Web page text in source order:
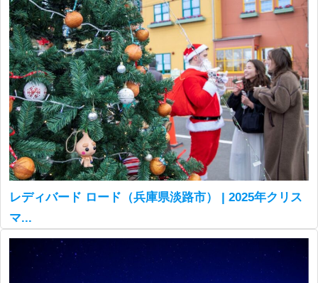
レディバード ロード（兵庫県淡路市） | 2025年クリス
マ...